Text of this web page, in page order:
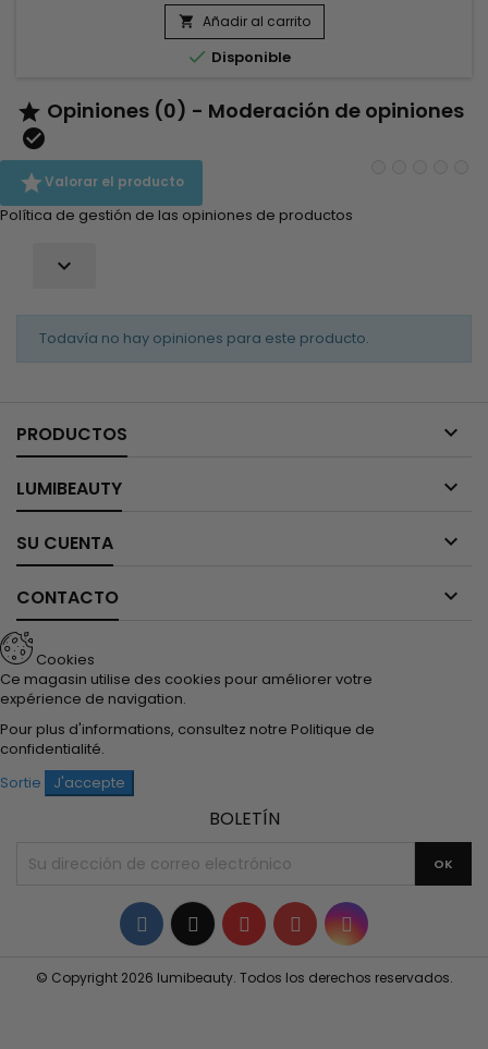
 Añadir al carrito
 Disponible
 Opiniones (0) - Moderación de opiniones

Valorar el producto
Política de gestión de las opiniones de productos

Todavía no hay opiniones para este producto.
PRODUCTOS 
LUMIBEAUTY 
SU CUENTA 
CONTACTO 
Cookies
Ce magasin utilise des cookies pour améliorer votre
expérience de navigation.
Pour plus d'informations, consultez notre Politique de
confidentialité.
Sortie
J'accepte
BOLETÍN
Facebook
TwitterYouTubePinterestInstagram
© Copyright 2026 lumibeauty. Todos los derechos reservados.